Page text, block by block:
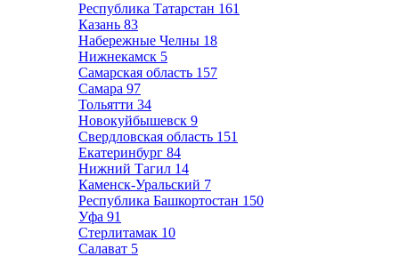
Республика Татарстан 161
Казань 83
Набережные Челны 18
Нижнекамск 5
Самарская область 157
Самара 97
Тольятти 34
Новокуйбышевск 9
Свердловская область 151
Екатеринбург 84
Нижний Тагил 14
Каменск-Уральский 7
Республика Башкортостан 150
Уфа 91
Стерлитамак 10
Салават 5